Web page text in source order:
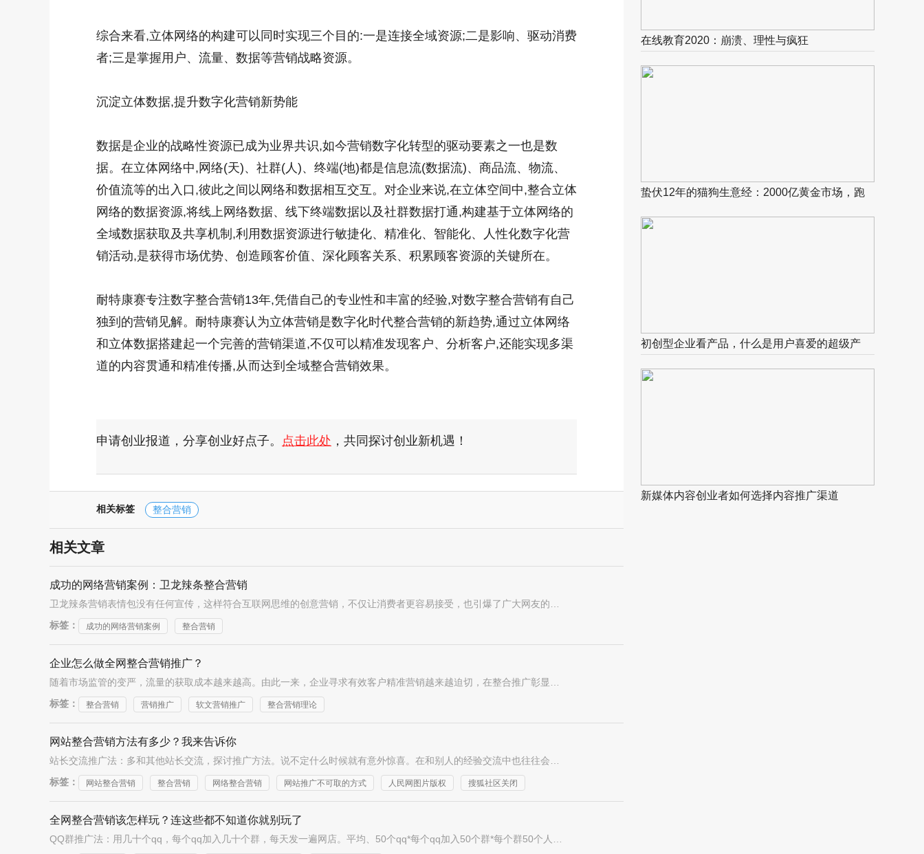
综合来看,立体网络的构建可以同时实现三个目的:一是连接全域资源;二是影响、驱动消费
者;三是掌握用户、流量、数据等营销战略资源。
沉淀立体数据,提升数字化营销新势能
数据是企业的战略性资源已成为业界共识,如今营销数字化转型的驱动要素之一也是数
据。在立体网络中,网络(天)、社群(人)、终端(地)都是信息流(数据流)、商品流、物流、
价值流等的出入口,彼此之间以网络和数据相互交互。对企业来说,在立体空间中,整合立体
网络的数据资源,将线上网络数据、线下终端数据以及社群数据打通,构建基于立体网络的
全域数据获取及共享机制,利用数据资源进行敏捷化、精准化、智能化、人性化数字化营
销活动,是获得市场优势、创造顾客价值、深化顾客关系、积累顾客资源的关键所在。
耐特康赛专注数字整合营销13年,凭借自己的专业性和丰富的经验,对数字整合营销有自己
独到的营销见解。耐特康赛认为立体营销是数字化时代整合营销的新趋势,通过立体网络
和立体数据搭建起一个完善的营销渠道,不仅可以精准发现客户、分析客户,还能实现多渠
道的内容贯通和精准传播,从而达到全域整合营销效果。
申请创业报道，分享创业好点子。 点击此处 ，共同探讨创业新机遇！
相关标签 整合营销
相关文章
成功的网络营销案例：卫龙辣条整合营销
卫龙辣条营销表情包没有任何宣传，这样符合互联网思维的创意营销，不仅让消费者更容易接受，也引爆了广大网友的G点，从而形成了一个热门话题和大信息时代人们对新
标签：
成功的网络营销案例 整合营销
企业怎么做全网整合营销推广？
随着市场监管的变严，流量的获取成本越来越高。由此一来，企业寻求有效客户精准营销越来越迫切，在整合推广彰显品牌过程中，精准有效传播被越来越多的企业主奉为第一要义。
标签：
整合营销 营销推广 软文营销推广 整合营销理论
网站整合营销方法有多少？我来告诉你
站长交流推广法：多和其他站长交流，探讨推广方法。说不定什么时候就有意外惊喜。在和别人的经验交流中也往往会有灵感的火花跳跃。不要吝啬你自己的经验，在告诉别人的时候，也是对自己经验的一次系统化、条理化、理性化提纯。
标签：
网站整合营销 整合营销 网络整合营销 网站推广不可取的方式 人民网图片版权 搜狐社区关闭
全网整合营销该怎样玩？连这些都不知道你就别玩了
QQ群推广法：用几十个qq，每个qq加入几十个群，每天发一遍网店。平均、50个qq*每个qq加入50个群*每个群50个人=75000人观看。如果qq更多，加入的群更多，加入的是大群，每个群的人数更多，则宣传效果更好。
在线教育2020：崩溃、理性与疯狂
蛰伏12年的猫狗生意经：2000亿黄金市场，跑
初创型企业看产品，什么是用户喜爱的超级产
新媒体内容创业者如何选择内容推广渠道